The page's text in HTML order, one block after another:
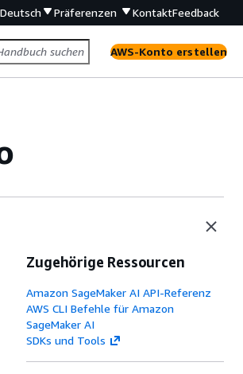
Deutsch Präferenzen KontaktFeedback
AWS-Konto erstellen
Zugehörige Ressourcen
Amazon SageMaker AI API-Referenz
AWS CLI Befehle für Amazon
SageMaker AI
SDKs und Tools